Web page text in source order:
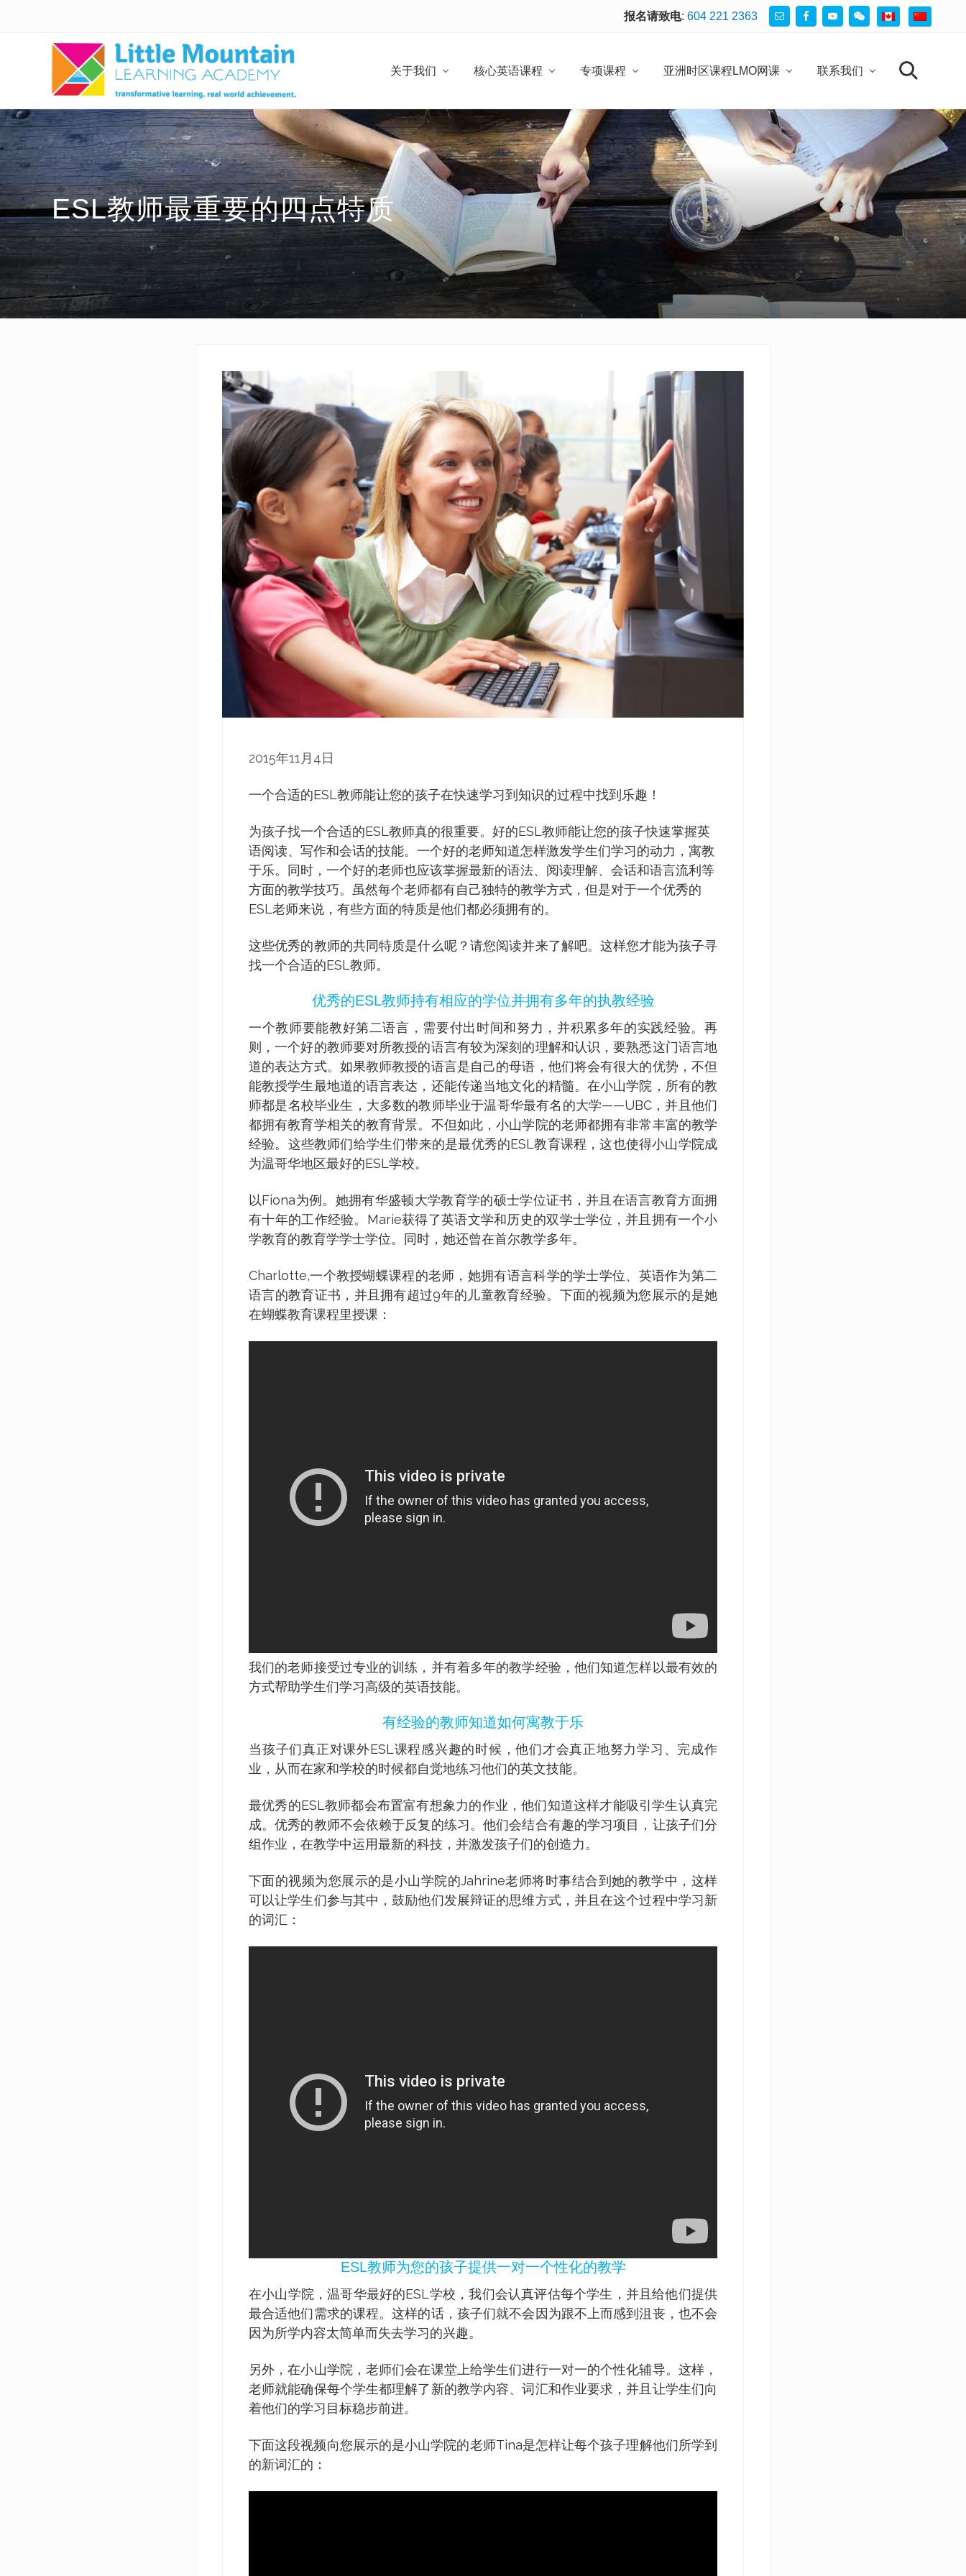
报名请致电: 604 221 2363
transformative
learning,
real
world
acheivement
关于我们 核心英语课程 专项课程 亚洲时区课程LMO网课 联系我们 search
ESL教师最重要的四点特质
2015年11月4日
一个合适的ESL教师能让您的孩子在快速学习到知识的过程中找到乐趣！
为孩子找一个合适的ESL教师真的很重要。好的ESL教师能让您的孩子快速掌握英
语阅读、写作和会话的技能。一个好的老师知道怎样激发学生们学习的动力，寓教
于乐。同时，一个好的老师也应该掌握最新的语法、阅读理解、会话和语言流利等
方面的教学技巧。虽然每个老师都有自己独特的教学方式，但是对于一个优秀的
ESL老师来说，有些方面的特质是他们都必须拥有的。
这些优秀的教师的共同特质是什么呢？请您阅读并来了解吧。这样您才能为孩子寻
找一个合适的ESL教师。
优秀的ESL教师持有相应的学位并拥有多年的执教经验
一个教师要能教好第二语言，需要付出时间和努力，并积累多年的实践经验。再
则，一个好的教师要对所教授的语言有较为深刻的理解和认识，要熟悉这门语言地
道的表达方式。如果教师教授的语言是自己的母语，他们将会有很大的优势，不但
能教授学生最地道的语言表达，还能传递当地文化的精髓。在小山学院，所有的教
师都是名校毕业生，大多数的教师毕业于温哥华最有名的大学——UBC，并且他们
都拥有教育学相关的教育背景。不但如此，小山学院的老师都拥有非常丰富的教学
经验。这些教师们给学生们带来的是最优秀的ESL教育课程，这也使得小山学院成
为温哥华地区最好的ESL学校。
以Fiona为例。她拥有华盛顿大学教育学的硕士学位证书，并且在语言教育方面拥
有十年的工作经验。Marie获得了英语文学和历史的双学士学位，并且拥有一个小
学教育的教育学学士学位。同时，她还曾在首尔教学多年。
Charlotte,一个教授蝴蝶课程的老师，她拥有语言科学的学士学位、英语作为第二
语言的教育证书，并且拥有超过9年的儿童教育经验。下面的视频为您展示的是她
在蝴蝶教育课程里授课：
我们的老师接受过专业的训练，并有着多年的教学经验，他们知道怎样以最有效的
方式帮助学生们学习高级的英语技能。
有经验的教师知道如何寓教于乐
当孩子们真正对课外ESL课程感兴趣的时候，他们才会真正地努力学习、完成作
业，从而在家和学校的时候都自觉地练习他们的英文技能。
最优秀的ESL教师都会布置富有想象力的作业，他们知道这样才能吸引学生认真完
成。优秀的教师不会依赖于反复的练习。他们会结合有趣的学习项目，让孩子们分
组作业，在教学中运用最新的科技，并激发孩子们的创造力。
下面的视频为您展示的是小山学院的Jahrine老师将时事结合到她的教学中，这样
可以让学生们参与其中，鼓励他们发展辩证的思维方式，并且在这个过程中学习新
的词汇：
ESL教师为您的孩子提供一对一个性化的教学
在小山学院，温哥华最好的ESL学校，我们会认真评估每个学生，并且给他们提供
最合适他们需求的课程。这样的话，孩子们就不会因为跟不上而感到沮丧，也不会
因为所学内容太简单而失去学习的兴趣。
另外，在小山学院，老师们会在课堂上给学生们进行一对一的个性化辅导。这样，
老师就能确保每个学生都理解了新的教学内容、词汇和作业要求，并且让学生们向
着他们的学习目标稳步前进。
下面这段视频向您展示的是小山学院的老师Tina是怎样让每个孩子理解他们所学到
的新词汇的：